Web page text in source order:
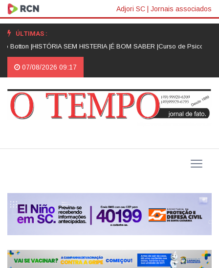
Adjori SC | Jornais associados
ÚLTIMAS :
Botton |HISTÓRIA SEM HISTERIA |É BOM SABER |Curso de Psicologia
07/08/2026 09:17